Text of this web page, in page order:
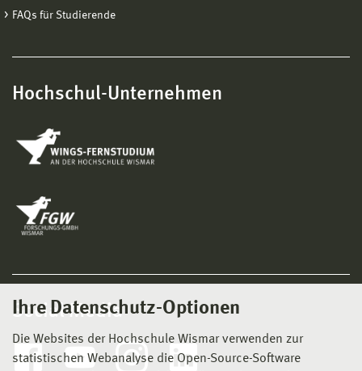
Ihre Datenschutz-Optionen
Die Websites der Hochschule Wismar verwenden zur
statistischen Webanalyse die Open-Source-Software
FAQs für Studierende
Hochschul-Unternehmen
Social Media